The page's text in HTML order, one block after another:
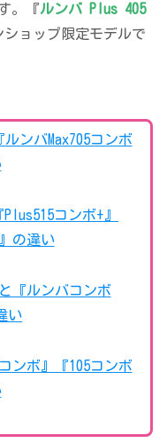
。『ルンバ Plus 405
ショップ限定モデルで
ンバMax705コンボ
コンボ+』
の違い
『ルンバコンボ
い
ンボ』『105コンボ